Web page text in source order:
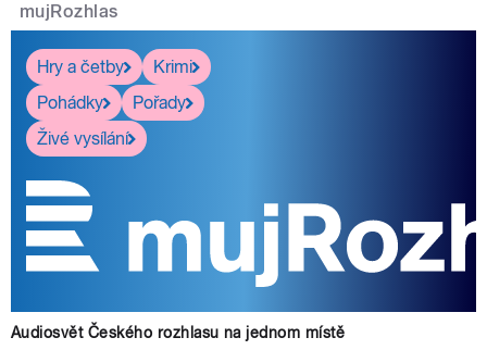
mujRozhlas
Hry a četby
Krimi
Pohádky
Pořady
Živé vysílání
Audiosvět Českého rozhlasu na jednom místě